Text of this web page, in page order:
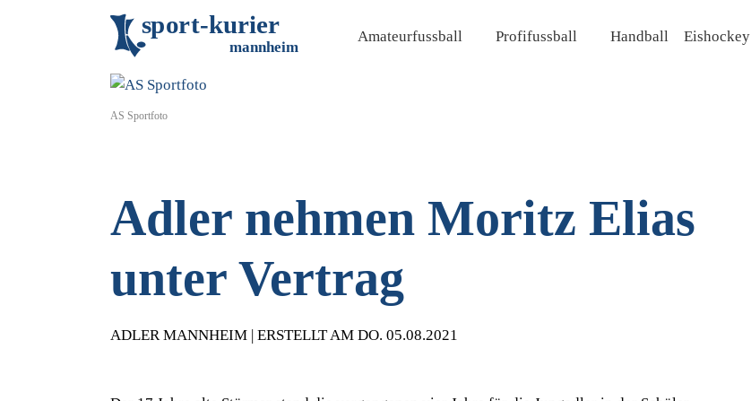
sport-kurier
mannheim
Amateurfussball Profifussball Handball Eishockey
AS Sportfoto
Adler nehmen Moritz Elias
unter Vertrag
ADLER MANNHEIM | ERSTELLT AM DO. 05.08.2021